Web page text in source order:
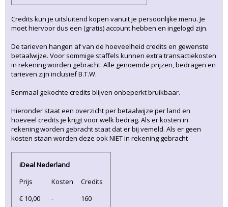
Credits kun je uitsluitend kopen vanuit je persoonlijke menu. Je
moet hiervoor dus een (gratis) account hebben en ingelogd zijn.
De tarieven hangen af van de hoeveelheid credits en gewenste
betaalwijze. Voor sommige staffels kunnen extra transactiekosten
in rekening worden gebracht. Alle genoemde prijzen, bedragen en
tarieven zijn inclusief B.T.W.
Eenmaal gekochte credits blijven onbeperkt bruikbaar.
Hieronder staat een overzicht per betaalwijze per land en
hoeveel credits je krijgt voor welk bedrag. Als er kosten in
rekening worden gebracht staat dat er bij vemeld. Als er geen
kosten staan worden deze ook NIET in rekening gebracht
iDeal Nederland
Prijs
Kosten
Credits
€ 10,00
-
160